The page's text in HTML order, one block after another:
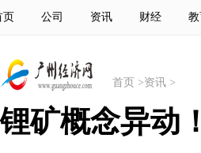
页 公司 资讯 财经 教
首页 >资讯 >
锂矿概念异动